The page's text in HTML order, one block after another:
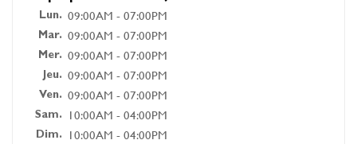
Lun. 09:00AM - 07:00PM
Mar. 09:00AM - 07:00PM
Mer. 09:00AM - 07:00PM
Jeu. 09:00AM - 07:00PM
Ven. 09:00AM - 07:00PM
Sam. 10:00AM - 04:00PM
Dim. 10:00AM - 04:00PM